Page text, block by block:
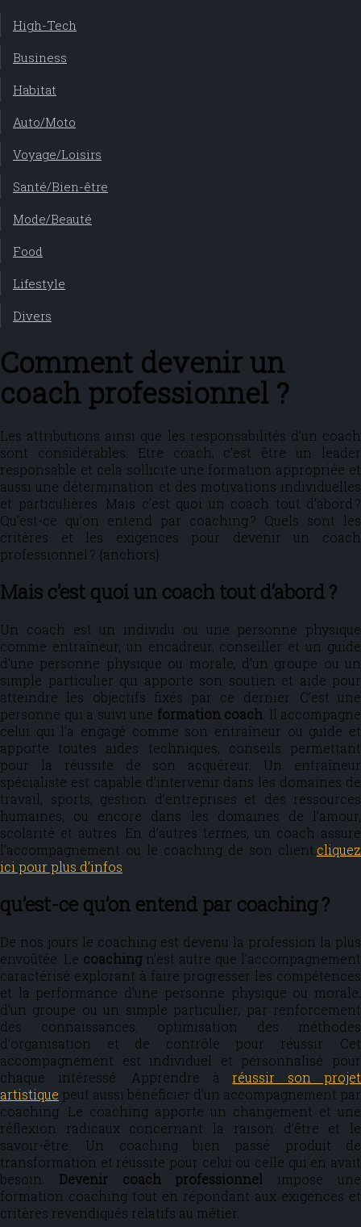
High-Tech
Business
Habitat
Auto/Moto
Voyage/Loisirs
Santé/Bien-être
Mode/Beauté
Food
Lifestyle
Divers
Comment devenir un
coach professionnel ?
Les attributions ainsi que les responsabilités d’un coach
sont considérables. Etre coach, c’est être un leader
responsable et cela sollicite une formation appropriée et
aussi une détermination et des motivations individuelles
et particulières. Mais c’est quoi un coach tout d’abord ?
Qu’est-ce qu’on entend par coaching ? Quels sont les
critères et les exigences pour devenir un coach
professionnel ? {anchors}
Mais c’est quoi un coach tout d’abord ?
Un coach est un individu ou une personne physique
comme entraîneur, un encadreur, conseiller et un guide
d’une personne physique ou morale, d’un groupe ou un
simple particulier qui apporte son soutien et aide pour
atteindre les objectifs fixés par ce dernier. C’est une
personne qui a suivi une formation coach . Il accompagne
celui qui l’a engagé comme son entraîneur ou guide et
apporte toutes aides techniques, conseils permettant
pour la réussite de son acquéreur. Un entraîneur
spécialiste est capable d’intervenir dans les domaines de
travail, sports, gestion d’entreprises et des ressources
humaines, ou encore dans les domaines de l’amour,
scolarité et autres. En d’autres termes, un coach assure
l’accompagnement ou le coaching de son client. cliquez
ici pour plus d’infos
qu’est-ce qu’on entend par coaching ?
De nos jours le coaching est devenu la profession la plus
envoûtée. Le coachingn’est autre que l’accompagnement
caractérisé explorant à faire progresser les compétences
et la performance d’une personne physique ou morale,
d’un groupe ou un simple particulier, par renforcement
des connaissances, optimisation des méthodes
d’organisation et de contrôle pour réussir. Cet
accompagnement est individuel et personnalisé pour
chaque intéressé. Apprendre àréussir son projet
artistique peut aussi bénéficier d’un accompagnement par
coaching. Le coaching apporte un changement et une
réflexion radicaux concernant la raison d’être et le
savoir-être. Un coaching bien passé produit de
transformation et réussite pour celui ou celle qui en avait
besoin. Devenir coach professionnel impose une
formation coaching tout en répondant aux exigences et
critères revendiqués relatifs au métier.